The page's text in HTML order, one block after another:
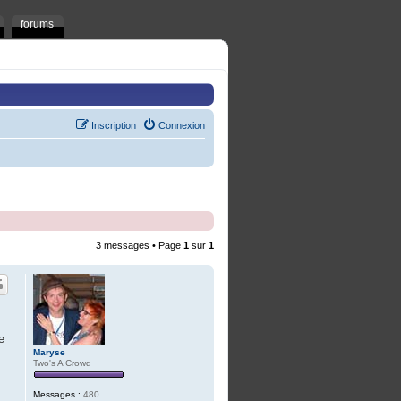
forums
Connexion
Inscription
3 messages • Page 1 sur 1
Maryse
Two's A Crowd
Messages : 480